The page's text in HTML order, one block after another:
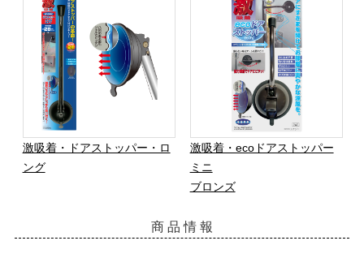
激吸着・ドアストッパー・ロ
ング
激吸着・ecoドアストッパー
ミニ
ブロンズ
商 品 情 報